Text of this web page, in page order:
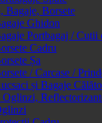
Bagaje, Borsete
Ghidon
Portbagaj / Cutii
Cadru
Șa
/ Carcase /
și Bagaje
Oglinzi,